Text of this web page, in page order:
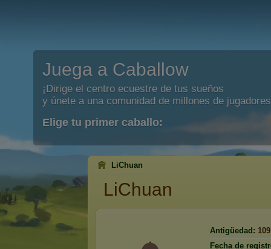
Juega a Caballow
¡Dirige el centro ecuestre de tus sueños
y únete a una comunidad de millones de
Elige tu primer caballo:
LiChuan
LiChuan
Antigüedad: 109
Fecha de